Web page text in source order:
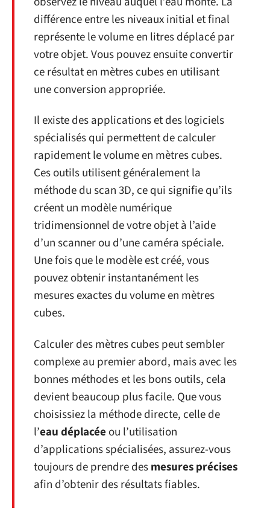
différence entre les niveaux initial et final
représente le volume en litres déplacé par
votre objet. Vous pouvez ensuite convertir
ce résultat en mètres cubes en utilisant
une conversion appropriée.
Il existe des applications et des logiciels
spécialisés qui permettent de calculer
rapidement le volume en mètres cubes.
Ces outils utilisent généralement la
méthode du scan 3D, ce qui signifie qu’ils
créent un modèle numérique
tridimensionnel de votre objet à l’aide
d’un scanner ou d’une caméra spéciale.
Une fois que le modèle est créé, vous
pouvez obtenir instantanément les
mesures exactes du volume en mètres
cubes.
Calculer des mètres cubes peut sembler
complexe au premier abord, mais avec les
bonnes méthodes et les bons outils, cela
devient beaucoup plus facile. Que vous
choisissiez la méthode directe, celle de
l’eau déplacée ou l’utilisation
d’applications spécialisées, assurez-vous
toujours de prendre desmesures précises
afin d’obtenir des résultats fiables.